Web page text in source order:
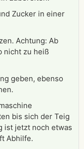
Zucker in einer
Achtung: Ab
nicht zu heiß
geben, ebenso
bis sich der Teig
ist jetzt noch etwas
Abhilfe.